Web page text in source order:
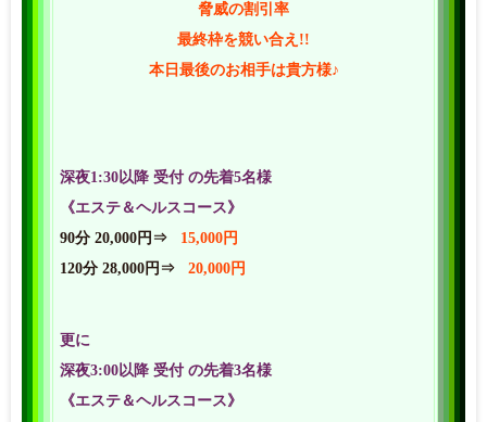
脅威の割引率
最終枠を競い合え!!
本日最後のお相手は貴方様♪
深夜1:30以降 受付 の先着5名様
《エステ＆ヘルスコース》
90分 20,000円⇒
15,000円
120分 28,000円⇒
20,000円
更に
深夜3:00以降 受付 の先着3名様
《エステ＆ヘルスコース》